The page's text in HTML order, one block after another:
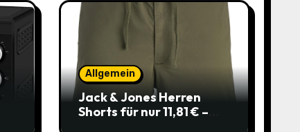
Allgemein
Jack & Jones Herren
Shorts für nur 11,81 € –